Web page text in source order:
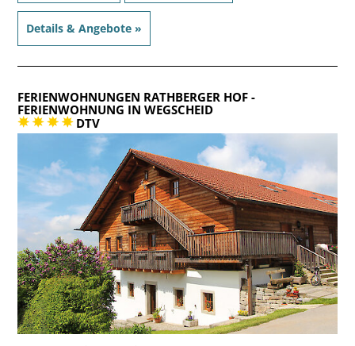
Details & Angebote »
FERIENWOHNUNGEN RATHBERGER HOF-
FERIENWOHNUNG IN WEGSCHEID
DTV